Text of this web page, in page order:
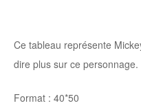
Ce tableau représente
dire plus sur ce personnage.
Format : 40*50